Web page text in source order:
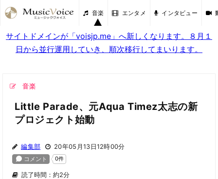
音楽 エンタメ インタビュー
サイトドメインが「voisjp.me」へ新しくなります。８月１
日から並行運用していき、順次移行してまいります。
音楽
Little Parade、元Aqua Timez太志の新
プロジェクト始動
編集部 20年05月13日12時00分
読了時間：約2分